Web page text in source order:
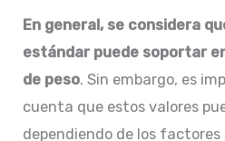
En general, se considera
estándar puede soportar
de peso. Sin embargo, es
cuenta que estos valores
dependiendo de los